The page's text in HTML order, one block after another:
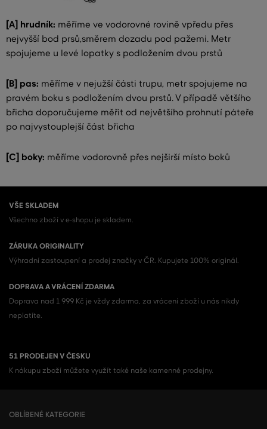
[A] hrudník: měříme ve vodorovné rovině vpředu přes
nejvyšší bod prsů,směrem dozadu pod pažemi. Metr
spojujeme u levé lopatky s podložením dvou prstů
[B] pas: měříme v nejužší části trupu, metr spojujeme na
pravém boku s podložením dvou prstů. V případě většího
břicha doporučujeme měřit od největšího prohnutí páteře
po najvystouplejší část břicha
[C] boky: měříme vodorovně přes nejširší místo boků
VŠE SKLADEM
Všechno zboží v e-shopu je skladem.
ZÁRUKA ORIGINALITY
Výhradní zastoupení a prodej značky v ČR. Kupujete 100% originál.
DOPRAVA A VRÁCENÍ ZDARMA
Doprava nad 1 999 Kč je vždy zdarma, za vrácení zboží u nás nikdy
neplatíte.
51 PRODEJEN V ČESKU
K nákupu zboží můžete využít také naše kamenné prodejny.
OBLÍBENÉ KATEGORIE